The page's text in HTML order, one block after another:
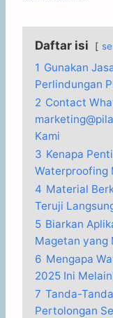
Daftar isi
1 Gunakan
Perlindungan
2 Contact
Kami
3 Kenapa
Waterproofing
4 Material
Teruji
5 Biarkan
Magetan yang
6 Mengapa
2025 Ini
7 Tanda-
Pertolongan